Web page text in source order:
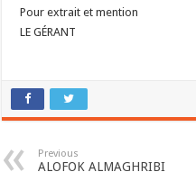
Pour extrait et mention
LE GÉRANT
Previous
ALOFOK ALMAGHRIBI